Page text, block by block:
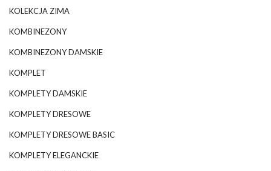
KOLEKCJA ZIMA
KOMBINEZONY
KOMBINEZONY DAMSKIE
KOMPLET
KOMPLETY DAMSKIE
KOMPLETY DRESOWE
KOMPLETY DRESOWE BASIC
KOMPLETY ELEGANCKIE